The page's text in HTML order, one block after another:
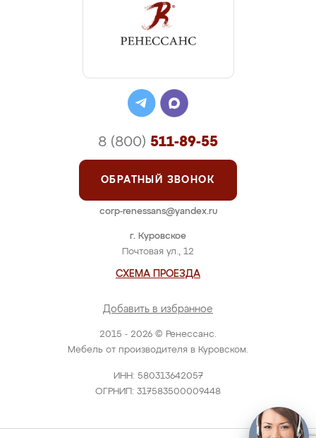
2015 - 2026 © Ренессанс.
Мебель от производителя в Куровском.
ИНН: 580313642057
ОГРНИП: 317583500009448
г. Куровское
Почтовая ул., 12
СХЕМА ПРОЕЗДА
Добавить в избранное
8 (800) 511-89-55
ОБРАТНЫЙ ЗВОНОК
corp-renessans@yandex.ru